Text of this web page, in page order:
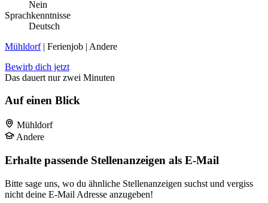
Nein
Sprachkenntnisse
Deutsch
Mühldorf| Ferienjob | Andere
Bewirb dich jetzt
Das dauert nur zwei Minuten
Auf einen Blick
Mühldorf
Andere
Erhalte passende Stellenanzeigen als E-Mail
Bitte sage uns, wo du ähnliche Stellenanzeigen suchst und vergiss
nicht deine E-Mail Adresse anzugeben!